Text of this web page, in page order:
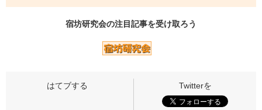
宿坊研究会の注目記事を受け取ろう